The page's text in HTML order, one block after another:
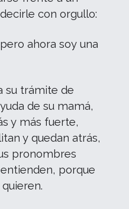
con orgullo:
ahora soy una
su trámite de
de su mamá,
y más fuerte,
y quedan atrás,
pronombres
porque